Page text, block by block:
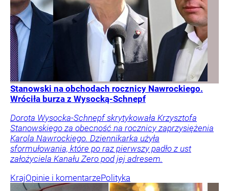
Stanowski na obchodach rocznicy Nawrockiego.
Wróciła burza z Wysocką-Schnepf
Dorota Wysocka-Schnepf skrytykowała Krzysztofa
Stanowskiego za obecność na rocznicy zaprzysiężenia
Karola Nawrockiego. Dziennikarka użyła
sformułowania, które po raz pierwszy padło z ust
założyciela Kanału Zero pod jej adresem.
KrajOpinie i komentarzePolityka